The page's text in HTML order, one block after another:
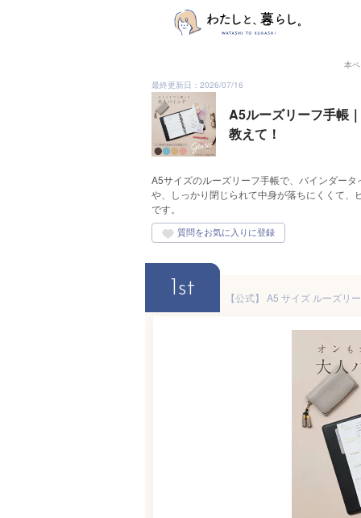
本
最終更新日：2026/07/16
A5ルーズリーフ手帳
教えて！
A5サイズのルーズリーフ手帳で、バインダー
や、しっかり閉じられて中身が落ちにくくて
です。
1st